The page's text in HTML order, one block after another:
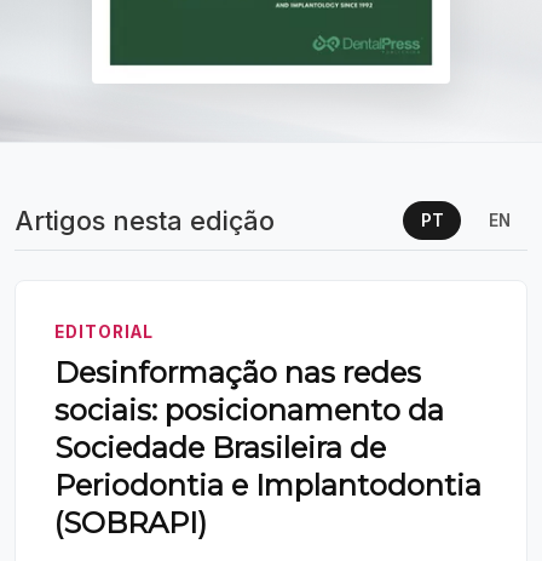
Artigos nesta edição PT EN
EDITORIAL
Desinformação nas redes
sociais: posicionamento da
Sociedade Brasileira de
Periodontia e Implantodontia
(SOBRAPI)